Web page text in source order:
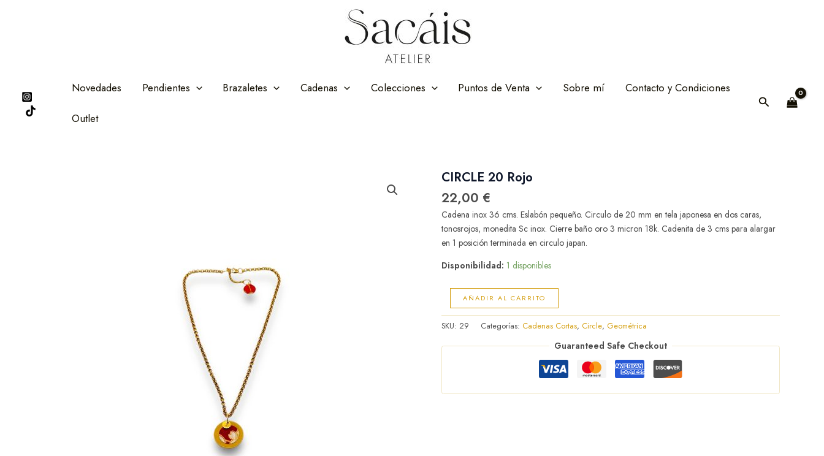
Novedades Pendientes Brazaletes Cadenas Colecciones Puntos de Venta Sobre mí Contacto y Condiciones
Outlet
Buscar
CIRCLE 20 Rojo
22,00 €
Cadena inox 36 cms. Eslabón pequeño. Circulo de 20 mm en tela japonesa en dos caras,
tonosrojos, monedita Sc inox. Cierre baño oro 3 micron 18k. Cadenita de 3 cms para alargar
en 1 posición terminada en circulo japan.
Disponibilidad: 1 disponibles
CIRCLE
Rojo
cantidad
AÑADIR AL CARRITO
SKU: 29 Categorías: Cadenas Cortas, Circle, Geométrica
Guaranteed Safe Checkout